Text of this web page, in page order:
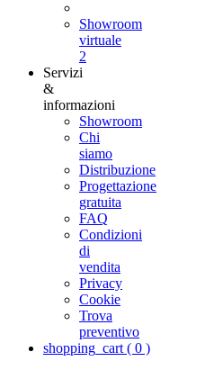
Showroom
virtuale
2
Servizi
&
informazioni
Showroom
Chi
siamo
Distribuzione
Progettazione
gratuita
FAQ
Condizioni
di
vendita
Privacy
Cookie
Trova
preventivo
shopping_cart ( 0 )